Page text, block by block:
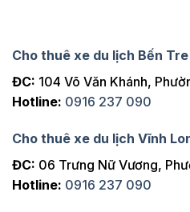
Cho thuê xe du lịch Bến Tre
ĐC: 104 Võ Văn Khánh,
Hotline: 0916 237 090
Cho thuê xe du lịch Vĩnh
ĐC: 06 Trưng Nữ Vương,
Hotline: 0916 237 090